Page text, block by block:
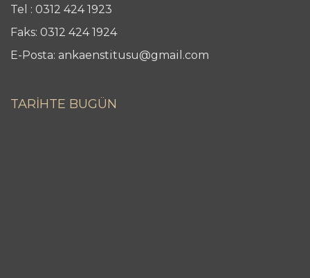
Tel : 0312 424 1923
Faks: 0312 424 1924
E-Posta: ankaenstitusu@gmail.com
TARİHTE BUGÜN